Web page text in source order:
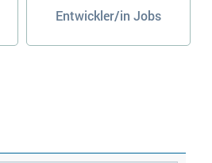
Entwickler/in Jobs